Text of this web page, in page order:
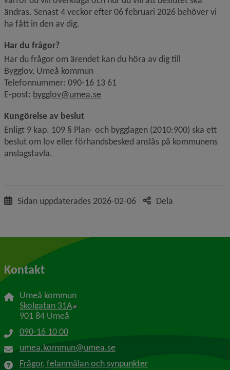
ändras. Senast 4 veckor efter 06 februari 2026 behöver vi
ha fått in den av dig.
Har du frågor?
Har du frågor om ärendet kan du höra av dig till
Bygglov, Umeå kommun
Telefonnummer: 090-16 13 61
E-post: bygglov@umea.se
Kungörelse av beslut
Enligt 9 kap. 109 § Plan- och bygglagen (2010:900) ska ett
beslut om lov eller förhandsbesked anslås på kommunens
anslagstavla.
Sidan uppdaterades 2026-02-06 Dela
Kontakt
Umeå kommun
Skolgatan 31A Länk till annan webbplats, öppnas i nytt
901 84 Umeå
090-16 10 00
umea.kommun@umea.se
Frågor, felanmälan och synpunkter